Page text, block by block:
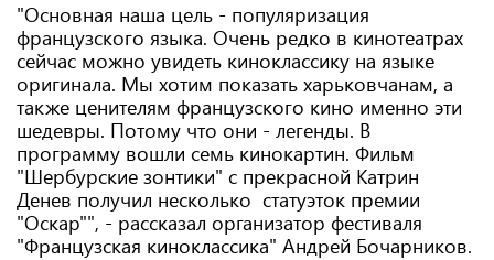
"Основная наша цель - популяризация
французского языка. Очень редко в кинотеатрах
сейчас можно увидеть киноклассику на языке
оригинала. Мы хотим показать харьковчанам, а
также ценителям французского кино именно эти
шедевры. Потому что они - легенды. В
программу вошли семь кинокартин. Фильм
"Шербурские зонтики" с прекрасной Катрин
Денев получил несколько статуэток премии
"Оскар"", - рассказал организатор фестиваля
"Французская киноклассика" Андрей Бочарников.